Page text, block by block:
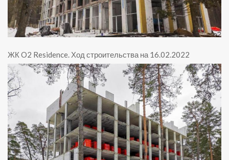
ЖК O2 Residence. Ход строительства на 16.02.2022